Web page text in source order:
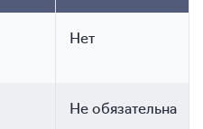
Нет
Не обязательна